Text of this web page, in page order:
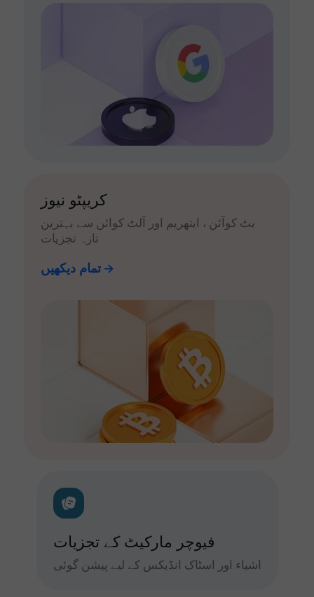
کریپٹو نیوز
بٹ کوآئن ، ایتھریم اور آلٹ کوائن سے بہترین
تازہ تجزیات
تمام دیکھیں
فیوچر مارکیٹ کے تجزیات
اشیاء اور اسٹاک انڈیکس کے لیے پیشن گوئی